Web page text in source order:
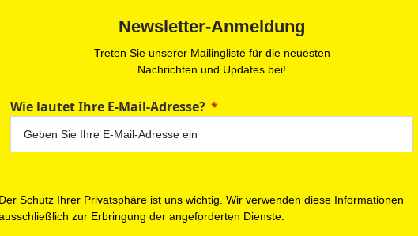
Newsletter-Anmeldung
Treten Sie unserer Mailingliste für die neuesten
Nachrichten und Updates bei!
Wie lautet Ihre E-Mail-Adresse?
Der Schutz Ihrer Privatsphäre ist uns wichtig. Wir verwenden diese Informationen
zur Erbringung der angeforderten Dienste.